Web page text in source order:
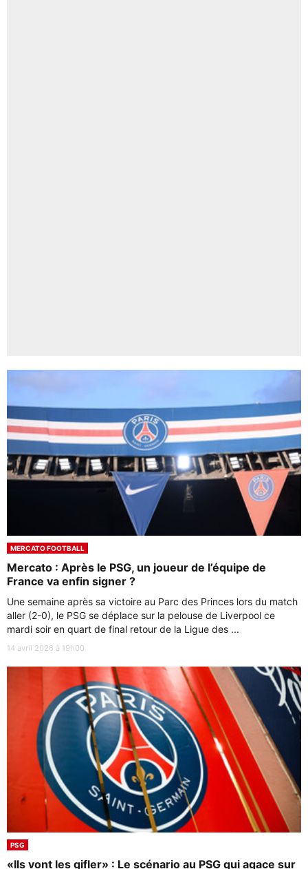
MERCATO FOOTBALL
Mercato : Après le PSG, un joueur de l’équipe de
France va enfin signer ?
Une semaine après sa victoire au Parc des Princes lors du match
aller (2-0), le PSG se déplace sur la pelouse de Liverpool ce
mardi soir en quart de final retour de la Ligue des ...
14 avril 2026 à 19h00
PSG
«Ils vont les gifler» : Le scénario au PSG qui agace sur